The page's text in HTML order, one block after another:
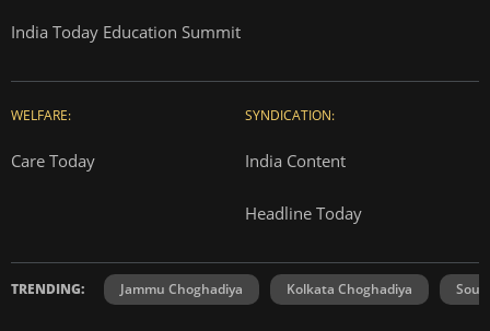
India Today Education Summit
WELFARE:
Care Today
SYNDICATION:
India Content
Headline Today
TRENDING: Jammu Choghadiya Kolkata Choghadiya